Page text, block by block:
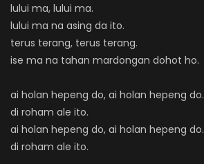
lului ma, lului ma.
lului ma na asing da ito.
terus terang, terus terang.
ise ma na tahan mardongan dohot ho.
ai holan hepeng do, ai holan hepeng do.
di roham ale ito.
ai holan hepeng do, ai holan hepeng do.
di roham ale ito.